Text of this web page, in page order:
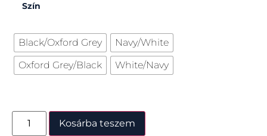
Szín
Black/Oxford Grey
Navy/White
Oxford Grey/Black
White/Navy
Kosárba teszem